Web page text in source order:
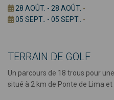
28 AOÛT. - 28 AOÛT. -
05 SEPT.. - 05 SEPT.. -
TERRAIN DE GOLF
Un parcours de 18 trous pour
situé à 2 km de Ponte de Lima et